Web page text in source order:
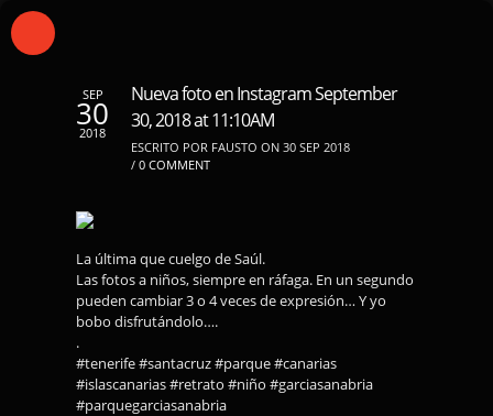
SEP
30
2018
Nueva foto en Instagram September
30, 2018 at 11:10AM
ESCRITO POR FAUSTO ON 30 SEP 2018
/ 0 COMMENT
La última que cuelgo de Saúl.
Las fotos a niños, siempre en ráfaga. En un segundo
pueden cambiar 3 o 4 veces de expresión… Y yo
bobo disfrutándolo….
.
#tenerife #santacruz #parque #canarias
#islascanarias #retrato #niño #garciasanabria
#parquegarciasanabria